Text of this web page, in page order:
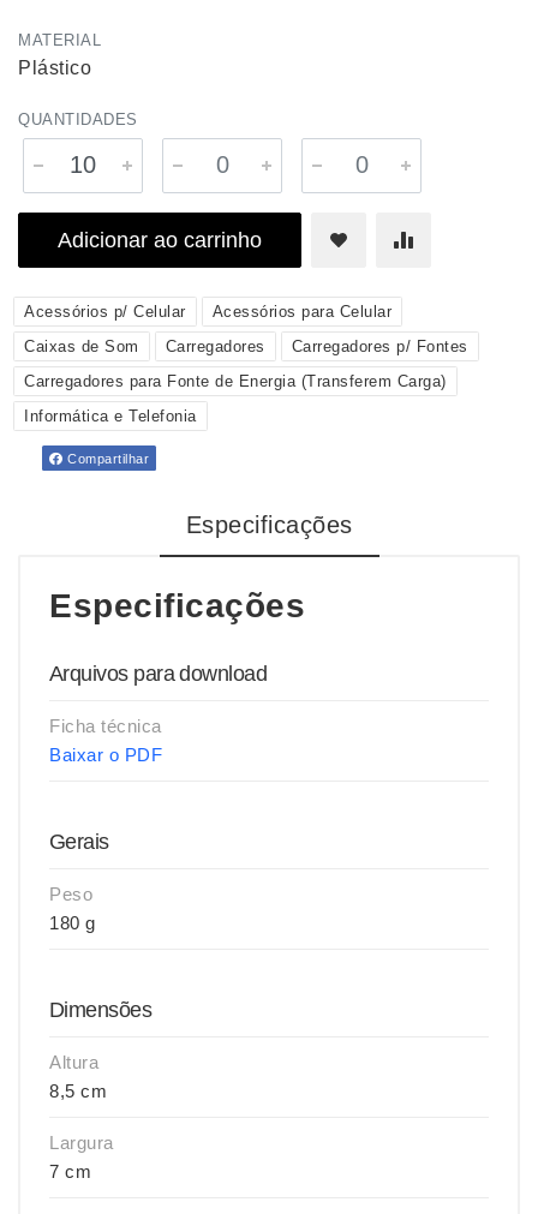
MATERIAL
Plástico
QUANTIDADES
Adicionar ao carrinho
Acessórios p/ Celular
Acessórios para Celular
Caixas de Som
Carregadores
Carregadores p/ Fontes
Carregadores para Fonte de Energia (Transferem Carga)
Informática e Telefonia
Compartilhar
Especificações
Especificações
Arquivos para download
Ficha técnica
Baixar o PDF
Gerais
Peso
180 g
Dimensões
Altura
8,5 cm
Largura
7 cm